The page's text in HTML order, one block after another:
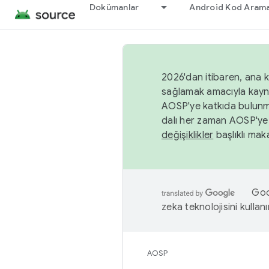
Dokümanlar Android Kod
2026'dan itibaren, ana
sağlamak amacıyla
AOSP'ye katkıda
dalı her zaman
değişiklikler başlıklı
zeka teknolojisini
AOSP